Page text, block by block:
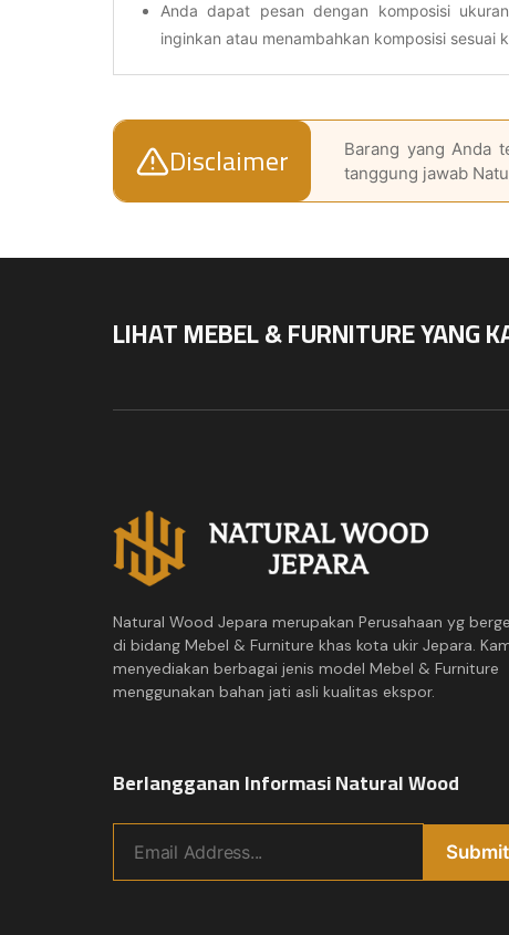
Anda dapat pesan dengan komposisi
inginkan atau menambahkan komposisi sesuai
Disclaimer
Barang yang Anda
tanggung jawab
LIHAT MEBEL & FURNITURE YANG
Natural Wood Jepara merupakan Perusahaan yg
di bidang Mebel & Furniture khas kota ukir Jepara.
menyediakan berbagai jenis model Mebel & Furniture
menggunakan bahan jati asli kualitas ekspor.
Berlangganan Informasi Natural Wood